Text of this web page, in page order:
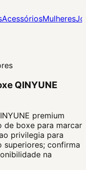
AcessóriosMulheres
QINYUNE
premium
de boxe para marcar
privilegia para
superiores; confirma
na